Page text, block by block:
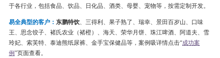
于各行业，包括食品、饮品、日化品、酒类、母婴、宠物等，按需定制开发。
易全典型的客户： 东鹏特饮、三得利、果子熟了、瑞幸、 景田百岁山、口味
王、思念饺子、 褚氏农业（褚橙）、 海天、荣华月饼、 珠江啤酒、 阿道夫、雪
玲妃、索芙特、泰迪熊纸尿裤、金手宝保健品等，案例吸详情点击“成功案
例”页面查看。